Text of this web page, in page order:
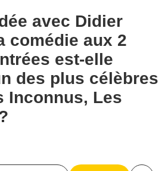
avec Didier
comédie aux 2
est-elle
des plus célèbres
Inconnus, Les